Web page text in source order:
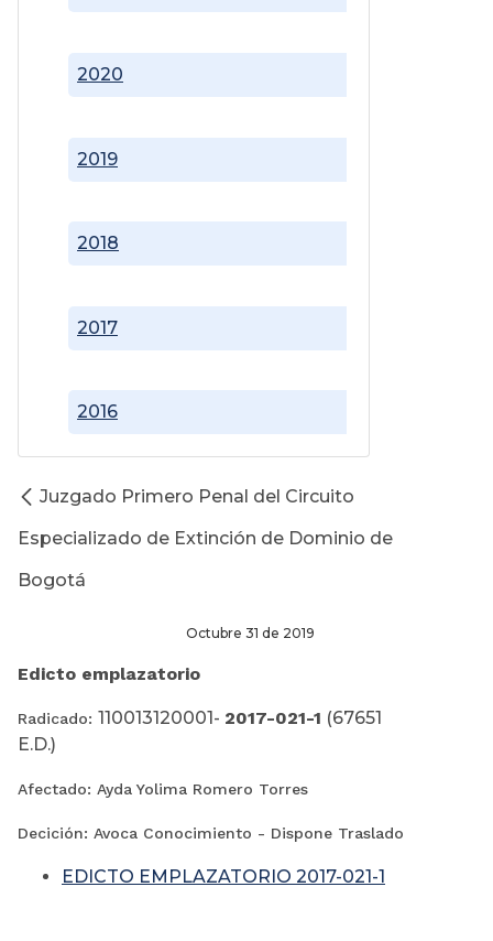
2016
2017
2018
2019
2020
Juzgado Primero Penal del Circuito
Especializado de Extinción de Dominio de
Bogotá
Octubre 31 de 2019
Edicto emplazatorio
Radicado: 110013120001- 2017-021-1 (67651
E.D.)
Afectado: Ayda Yolima Romero Torres
Decición: Avoca Conocimiento - Dispone Traslado
EDICTO EMPLAZATORIO 2017-021-1